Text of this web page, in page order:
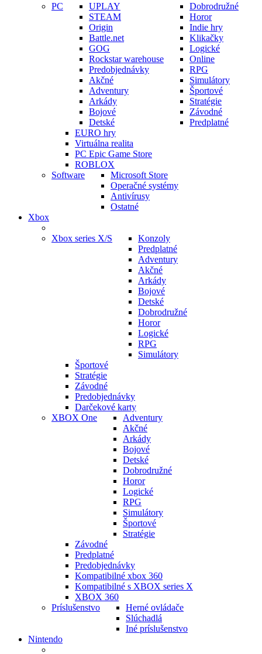
PC
UPLAY
STEAM
Origin
Battle.net
GOG
Rockstar warehouse
Predobjednávky
Akčné
Adventury
Arkády
Bojové
Detské
Dobrodružné
Horor
Indie hry
Klikačky
Logické
Online
RPG
Simulátory
Športové
Stratégie
Závodné
Predplatné
EURO hry
Virtuálna realita
PC Epic Game Store
ROBLOX
Software
Microsoft Store
Operačné systémy
Antivírusy
Ostatné
Xbox
Xbox series X/S
Konzoly
Predplatné
Adventury
Akčné
Arkády
Bojové
Detské
Dobrodružné
Horor
Logické
RPG
Simulátory
Športové
Stratégie
Závodné
Predobjednávky
Darčekové karty
XBOX One
Adventury
Akčné
Arkády
Bojové
Detské
Dobrodružné
Horor
Logické
RPG
Simulátory
Športové
Stratégie
Závodné
Predplatné
Predobjednávky
Kompatibilné xbox 360
Kompatibilné s XBOX series X
XBOX 360
Príslušenstvo
Herné ovládače
Slúchadlá
Iné príslušenstvo
Nintendo